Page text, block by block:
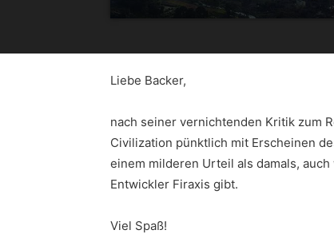
Liebe Backer,
nach seiner vernichtenden Kritik zum
Civilization pünktlich mit Erscheinen
einem milderen Urteil als damals,
Entwickler Firaxis gibt.
Viel Spaß!